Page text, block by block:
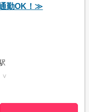
勤OK！≫
∨